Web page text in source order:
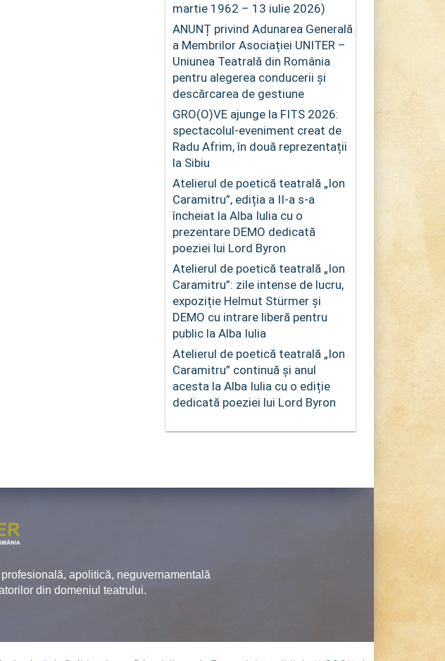
martie 1962 – 13 iulie 2026)
ANUNȚ privind Adunarea Generală
a Membrilor Asociației UNITER –
Uniunea Teatrală din România
pentru alegerea conducerii și
descărcarea de gestiune
GRO(O)VE ajunge la FITS 2026:
spectacolul-eveniment creat de
Radu Afrim, în două reprezentații
la Sibiu
Atelierul de poetică teatrală „Ion
Caramitru”, ediția a II-a s-a
încheiat la Alba Iulia cu o
prezentare DEMO dedicată
poeziei lui Lord Byron
Atelierul de poetică teatrală „Ion
Caramitru”: zile intense de lucru,
expoziție Helmut Stürmer și
DEMO cu intrare liberă pentru
public la Alba Iulia
Atelierul de poetică teatrală „Ion
Caramitru” continuă și anul
acesta la Alba Iulia cu o ediție
dedicată poeziei lui Lord Byron
apolitică, neguvernamentală
din domeniul teatrului.